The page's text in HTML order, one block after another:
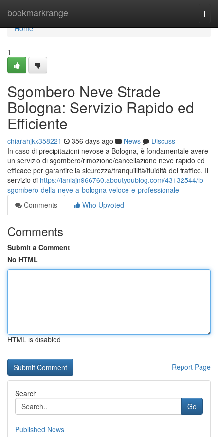
bookmarkrange
Home
Home
1
Sgombero Neve Strade
Bologna: Servizio Rapido ed
Efficiente
chiarahjkx358221 356 days ago News
Discuss
In caso di precipitazioni nevose a Bologna, è fondamentale avere
un servizio di sgombero/rimozione/cancellazione neve rapido ed
efficace per garantire la sicurezza/tranquillità/fluidità del traffico. Il
servizio di https://ianlajn966760.aboutyoublog.com/43132544/lo-
sgombero-della-neve-a-bologna-veloce-e-professionale
Comments
Who Upvoted
Comments
Submit a Comment
No HTML
HTML is disabled
Report Page
Search
Go
Published News